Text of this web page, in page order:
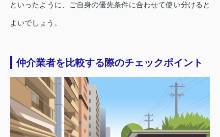
といったように、ご自身の優先条件に合わせて使い分けると
よいでしょう。
仲介業者を比較する際のチェックポイント